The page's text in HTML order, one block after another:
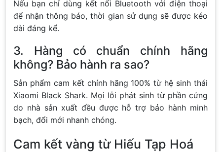
Nếu bạn chỉ dùng kết nối Bluetooth với điện thoại
để nhận thông báo, thời gian sử dụng sẽ được kéo
dài đáng kể.
3. Hàng có chuẩn chính hãng
không? Bảo hành ra sao?
Sản phẩm cam kết chính hãng 100% từ hệ sinh thái
Xiaomi Black Shark. Mọi lỗi phát sinh từ phần cứng
do nhà sản xuất đều được hỗ trợ bảo hành minh
bạch, đổi mới nhanh chóng.
Cam kết vàng từ Hiếu Tạp Hoá